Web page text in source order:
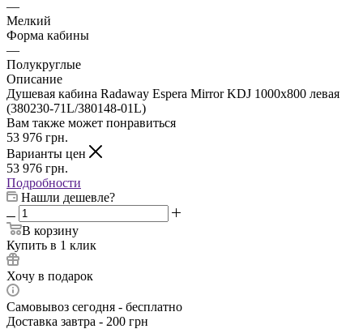
—
Мелкий
Форма кабины
—
Полукруглые
Описание
Душевая кабина Radaway Espera Mirror KDJ 1000x800 левая
(380230-71L/380148-01L)
Вам также может понравиться
53 976 грн.
Варианты цен
53 976 грн.
Подробности
Нашли дешевле?
В корзину
Купить в 1 клик
Хочу в подарок
Самовывоз сегодня - бесплатно
Доставка завтра - 200 грн